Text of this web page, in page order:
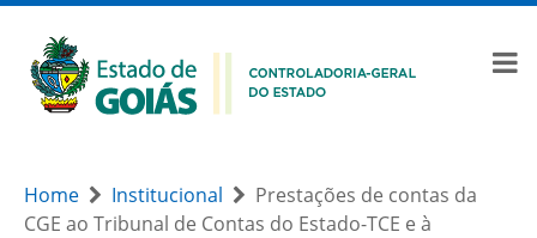
Home Institucional
Prestações de contas da
CGE ao Tribunal de Contas do Estado-TCE e à